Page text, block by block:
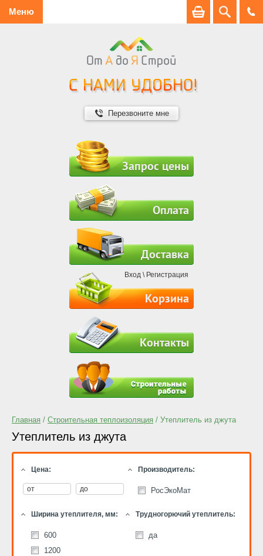
Меню
Перезвоните мне
Запрос цены
Оплата
Доставка
Корзина
Контакты
Вход\ Регистрация
Главная / Строительная теплоизоляция / Утеплитель из джута
Утеплитель из джута
Цена: Производитель:
РосЭкоМат
Ширина утеплителя, мм:
600
1200
Трудногорючий утеплитель:
да